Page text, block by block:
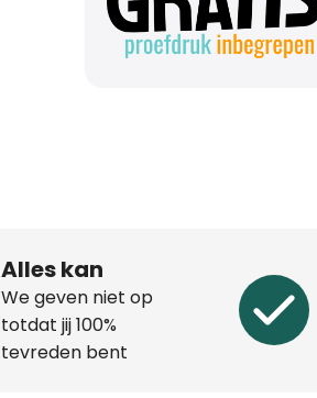
Alles kan
We geven niet op
totdat jij 100%
tevreden bent